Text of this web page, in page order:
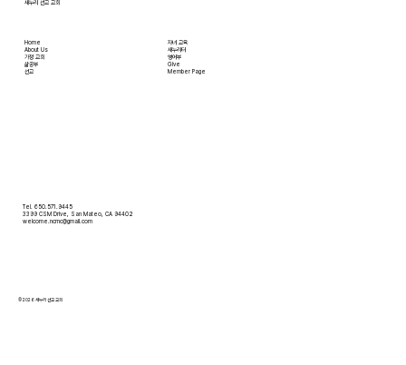
Home
About Us
​가정 교회
​삶공부
​선교
자녀 교육
새누리터
영어부
Give
Member Page
Tel. 650.571.9445
3399 CSM Drive, San Mateo, CA 94402
welcome.ncmc@gmail.com
© 2026 새누리 선교 교회
새누리 선교 교회